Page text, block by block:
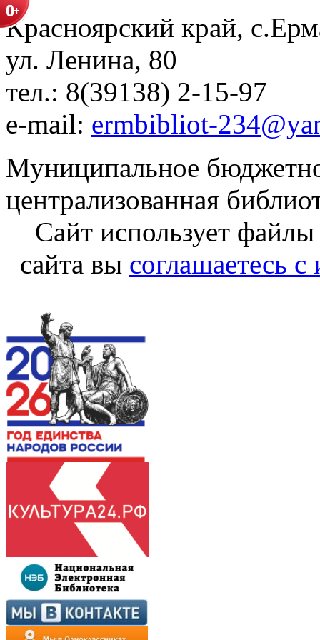
Красноярский край,
ул. Ленина, 80
тел.: 8(39138) 2-15-97
e-mail: ermbibliot-
Муниципальное
централизованная
Сайт использует
сайта вы соглашаетесь